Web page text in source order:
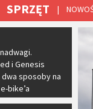
SPRZĘT |
i Genesis
sposoby na
bike’a